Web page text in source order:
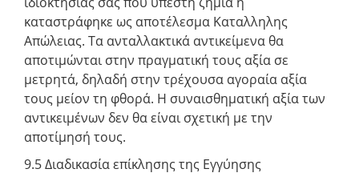
καταστράφηκε ως αποτέλεσμα Καταλληλης
Απώλειας. Τα ανταλλακτικά αντικείμενα θα
αποτιμώνται στην πραγματική τους αξία σε
μετρητά, δηλαδή στην τρέχουσα αγοραία αξία
τους μείον τη φθορά. Η συναισθηματική αξία των
αντικειμένων δεν θα είναι σχετική με την
αποτίμησή τους.
9.5 Διαδικασία επίκλησης της Εγγύησης